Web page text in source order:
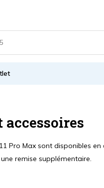
accessoires
Pro Max sont disponibles
remise supplémentaire.